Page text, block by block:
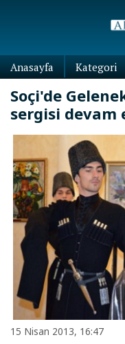
Anasayfa Kategori
Soçi'de
sergisi devam
15 Nisan 2013, 16:47